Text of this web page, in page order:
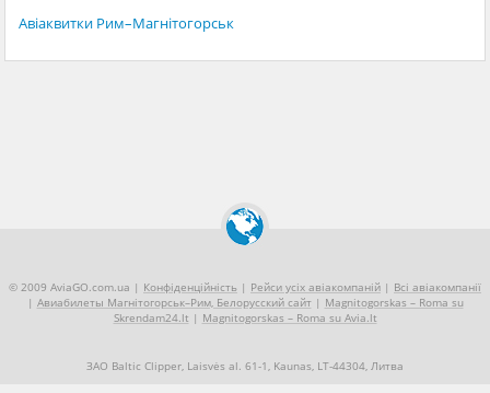
Авіаквитки Рим–Магнітогорськ
© 2009 AviaGO.com.ua | Конфіденційність | Рейси усіх авіакомпаній | Всі авіакомпанії
| Авиабилеты Магнітогорськ–Рим, Белорусский сайт| Magnitogorskas – Roma su
Skrendam24.lt | Magnitogorskas – Roma su Avia.lt
ЗАО Baltic Clipper, Laisvės al. 61-1, Kaunas, LT-44304, Литва